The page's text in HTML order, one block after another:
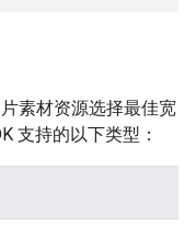
素材资源选择最佳宽
支持的以下类型：